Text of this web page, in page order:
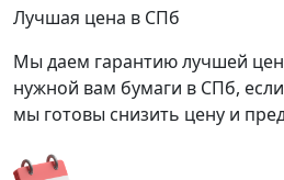
Лучшая цена в СПб
Мы даем гарантию лучшей
нужной вам бумаги в СПб,
мы готовы снизить цену и